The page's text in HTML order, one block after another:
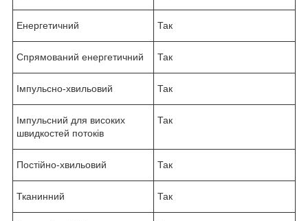
Енергетичний Так
Спрямований енергетичний Так
Імпульсно-хвильовий Так
Імпульсний для високих
швидкостей потоків
Так
Постійно-хвильовий Так
Тканинний Так